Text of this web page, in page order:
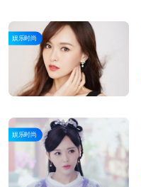
娱乐时尚
娱乐时尚